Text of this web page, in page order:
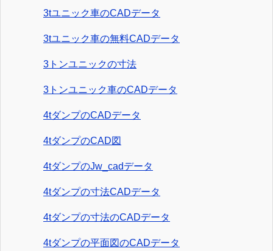
3tユニック車のCADデータ
3tユニック車の無料CADデータ
3トンユニックの寸法
3トンユニック車のCADデータ
4tダンプのCADデータ
4tダンプのCAD図
4tダンプのJw_cadデータ
4tダンプの寸法CADデータ
4tダンプの寸法のCADデータ
4tダンプの平面図のCADデータ